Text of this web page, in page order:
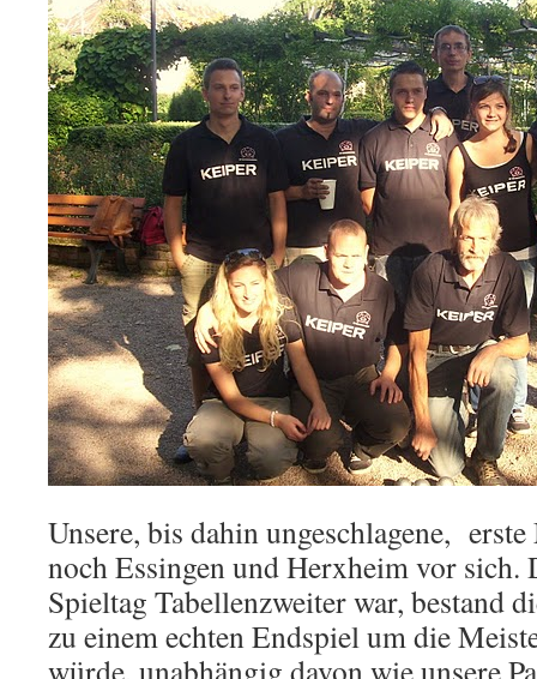
Unsere, bis dahin ungeschlagene,
noch Essingen und Herxheim vor sich.
Spieltag Tabellenzweiter war, bestand
zu einem echten Endspiel um die
würde, unabhängig davon wie unsere